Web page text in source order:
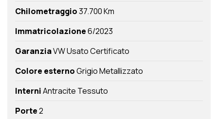
Chilometraggio37.700 Km
Immatricolazione6/2023
GaranziaVW Usato Certificato
Colore esternoGrigio Metallizzato
InterniAntracite Tessuto
Porte2